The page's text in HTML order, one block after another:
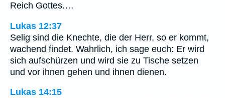
Reich Gottes.…
Lukas 12:37
Selig sind die Knechte, die der Herr, so er kommt,
wachend findet. Wahrlich, ich sage euch: Er wird
sich aufschürzen und wird sie zu Tische setzen
und vor ihnen gehen und ihnen dienen.
Lukas 14:15